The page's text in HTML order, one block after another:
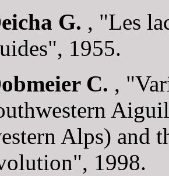
G. , "Les
1955.
C. ,
Alps) and
1998.